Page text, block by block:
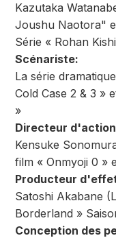
Kazutaka
Joushu Naotora"
Série « Rohan
Scénariste:
La série
Cold Case 2 & 3 »
»
Directeur
Kensuke
film « Onmyoji 0 »
Producteur
Satoshi Akabane
Borderland »
Conception des